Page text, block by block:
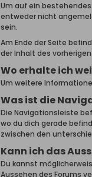
Um auf ein
entweder nicht
sein.
Am Ende der Seite
der Inhalt des
Wo erhalte ich
Um weitere
Was ist die
Die Navigationsleiste
wo du dich gerade
zwischen den
Kann ich das
Du kannst
Aussehen des Forums